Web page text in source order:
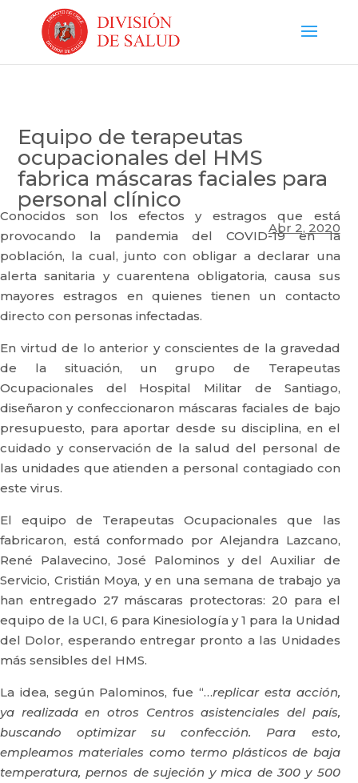
Equipo de terapeutas
ocupacionales del HMS
fabrica máscaras faciales para
personal clínico
Abr 2, 2020
Conocidos son los efectos y estragos que está
provocando la pandemia del COVID-19 en la
población, la cual, junto con obligar a declarar una
alerta sanitaria y cuarentena obligatoria, causa sus
mayores estragos en quienes tienen un contacto
directo con personas infectadas.
En virtud de lo anterior y conscientes de la gravedad
de la situación, un grupo de Terapeutas
Ocupacionales del Hospital Militar de Santiago,
diseñaron y confeccionaron máscaras faciales de bajo
presupuesto, para aportar desde su disciplina, en el
cuidado y conservación de la salud del personal de
las unidades que atienden a personal contagiado con
este virus.
El equipo de Terapeutas Ocupacionales que las
fabricaron, está conformado por Alejandra Lazcano,
René Palavecino, José Palominos y del Auxiliar de
Servicio, Cristián Moya, y en una semana de trabajo ya
han entregado 27 máscaras protectoras: 20 para el
equipo de la UCI, 6 para Kinesiología y 1 para la Unidad
del Dolor, esperando entregar pronto a las Unidades
más sensibles del HMS.
La idea, según Palominos, fue “…replicar esta acción,
ya realizada en otros Centros asistenciales del país,
buscando optimizar su confección. Para esto,
empleamos materiales como termo plásticos de baja
temperatura, pernos de sujeción y mica de 300 y 500